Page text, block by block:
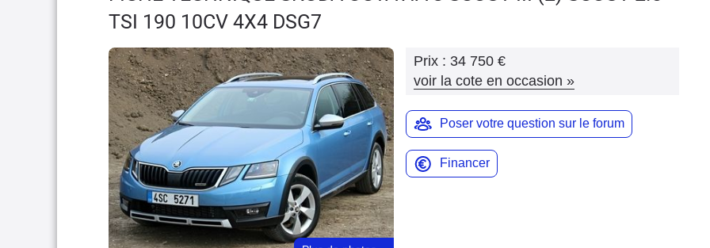
TSI 190 10CV 4X4 DSG7
Prix : 34 750 €
voir la cote en occasion »
Poser votre question sur le forum
Financer